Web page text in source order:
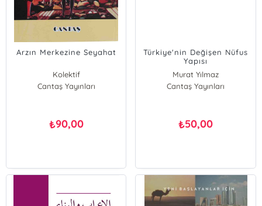
Arzın Merkezine Seyahat
Kolektif
Cantaş Yayınları
₺90,00
Türkiye'nin Değişen Nüfus
Yapısı
Nedenler,Değişim,Sonuçlar
ve Gelecek
Murat Yılmaz
Cantaş Yayınları
₺50,00